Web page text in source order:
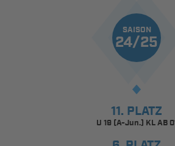
SAISON
24/25
11. PLATZ
U 19 (A-Jun.) KL AB